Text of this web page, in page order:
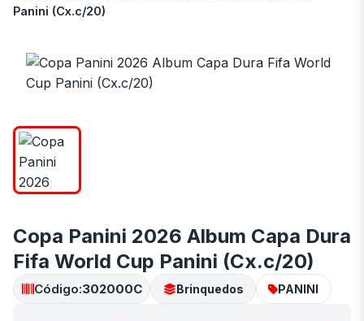
Panini (Cx.c/20)
Copa Panini 2026 Album Capa Dura
Fifa World Cup Panini (Cx.c/20)
Código:302000C Brinquedos PANINI